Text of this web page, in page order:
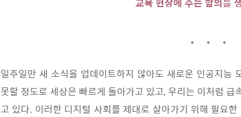
일주일만 새 소식을 업데이트하지 않아도 새로운 인공지능
못할 정도로 세상은 빠르게 돌아가고 있고, 우리는 이처럼
고 있다. 이러한 디지털 사회를 제대로 살아가기 위해 필요